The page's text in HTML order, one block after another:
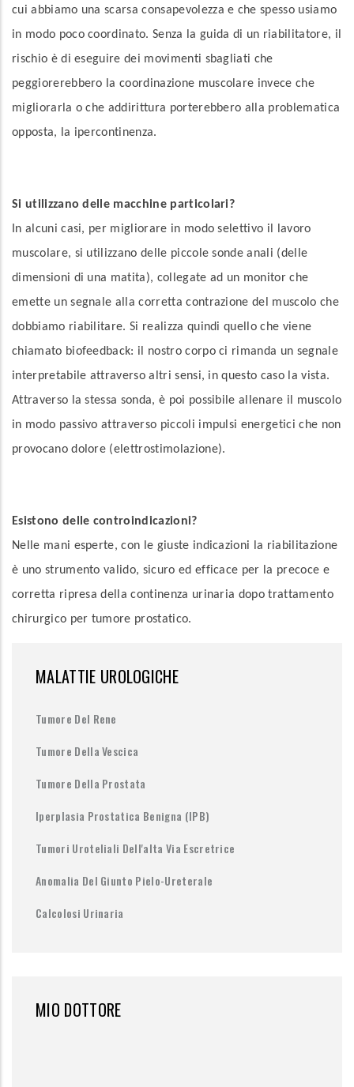
cui abbiamo una scarsa consapevolezza e che spesso usiamo
in modo poco coordinato. Senza la guida di un riabilitatore, il
rischio è di eseguire dei movimenti sbagliati che
peggiorerebbero la coordinazione muscolare invece che
migliorarla o che addirittura porterebbero alla problematica
opposta, la ipercontinenza.
Si utilizzano delle macchine particolari?
In alcuni casi, per migliorare in modo selettivo il lavoro
muscolare, si utilizzano delle piccole sonde anali (delle
dimensioni di una matita), collegate ad un monitor che
emette un segnale alla corretta contrazione del muscolo che
dobbiamo riabilitare. Si realizza quindi quello che viene
chiamato biofeedback: il nostro corpo ci rimanda un segnale
interpretabile attraverso altri sensi, in questo caso la vista.
Attraverso la stessa sonda, è poi possibile allenare il muscolo
in modo passivo attraverso piccoli impulsi energetici che non
provocano dolore (elettrostimolazione).
Esistono delle controindicazioni?
Nelle mani esperte, con le giuste indicazioni la riabilitazione
è uno strumento valido, sicuro ed efficace per la precoce e
corretta ripresa della continenza urinaria dopo trattamento
chirurgico per tumore prostatico.
MALATTIE UROLOGICHE
Tumore Del Rene
Tumore Della Vescica
Tumore Della Prostata
Iperplasia Prostatica Benigna (IPB)
Tumori Uroteliali Dell'alta Via Escretrice
Anomalia Del Giunto Pielo-Ureterale
Calcolosi Urinaria
MIO DOTTORE